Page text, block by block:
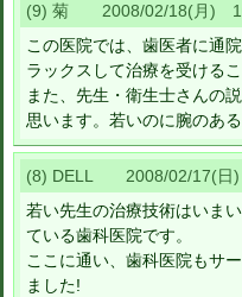
(9) 菊 2008/02/18(月)
この医院では、歯医者に通
ラックスして治療を受ける
また、先生・衛生士さんの
思います。若いのに腕のあ
(8) DELL 2008/02/17(日
若い先生の治療技術はいま
ている歯科医院です。
ここに通い、歯科医院もサ
ました!